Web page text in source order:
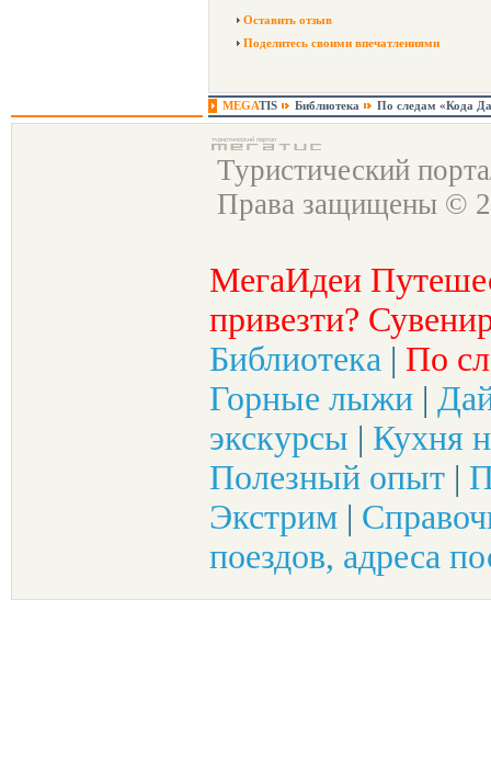
Оставить отзыв
Поделитесь своими впечатлениями
MEGATIS Библиотека По следам «Кода
Туристический
Права защищены ©
МегаИдеи
привезти?
Библиотека | По
Горные лыжи |
экскурсы | Кухня
Полезный опыт |
Экстрим |
поездов, адреса